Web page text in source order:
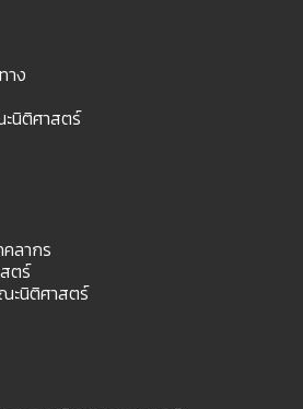
าง
นิติศาสตร์
ลากร
ตร์
ะนิติศาสตร์